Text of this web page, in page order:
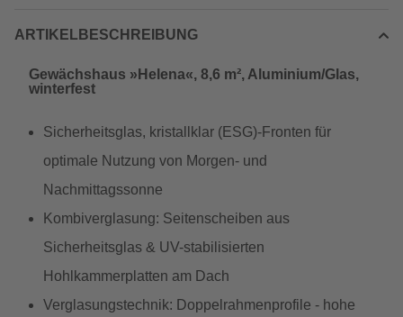
ARTIKELBESCHREIBUNG
Gewächshaus »Helena«, 8,6 m², Aluminium/Glas,
winterfest
Sicherheitsglas, kristallklar (ESG)-Fronten für
optimale Nutzung von Morgen- und
Nachmittagssonne
Kombiverglasung: Seitenscheiben aus
Sicherheitsglas & UV-stabilisierten
Hohlkammerplatten am Dach
Verglasungstechnik: Doppelrahmenprofile - hohe